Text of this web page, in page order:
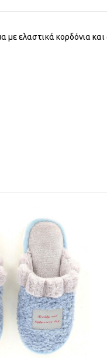
ελαστικά κορδόνια και